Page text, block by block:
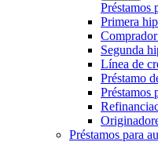
Préstamos
Primera
Segunda
Línea de
Préstamo
Préstamos
Préstamos para